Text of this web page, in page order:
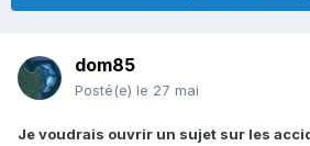
dom85
Posté(e) le 27 mai
Je voudrais ouvrir un sujet sur les